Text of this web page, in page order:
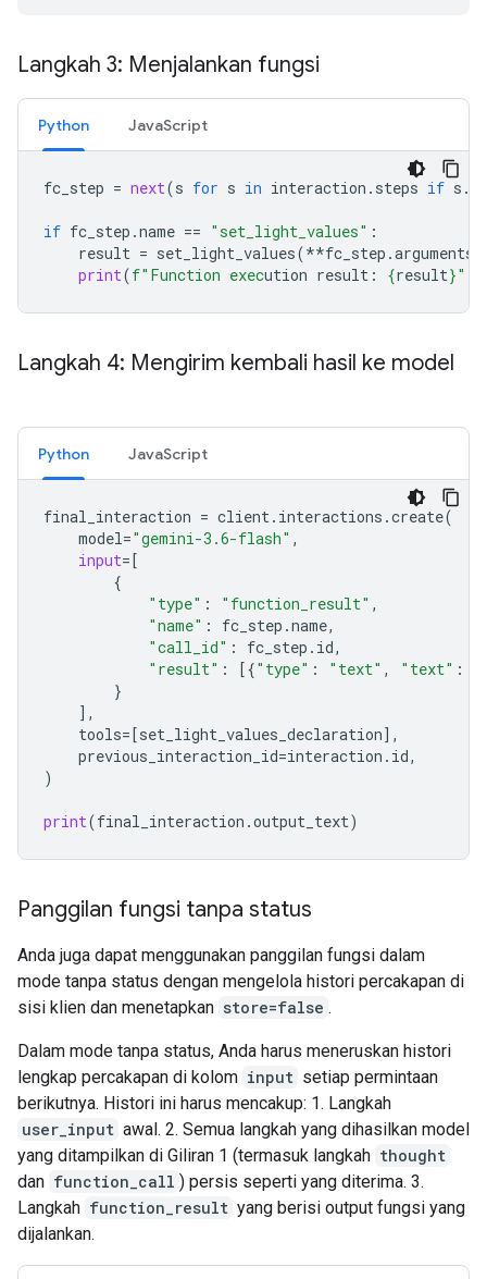
Langkah 3: Menjalankan fungsi
Python JavaScript
fc_step = next(s for s in interaction . steps if s .
if fc_step .name == "set_light_values" :
result = set_light_values(**fc_step .arguments
print(f"Function execution result: {result}"
Langkah 4: Mengirim kembali hasil ke model
Python JavaScript
final_interaction = client. interactions .create(
model="gemini-3.6-flash" ,
input= [
{
"type" : "function_result" ,
"name" : fc_step .name,
"call_id" : fc_step . id,
"result" : [{"type" : "text" , "text" :
}
],
tools= [set_light_values_declaration],
previous_interaction_id=interaction . id,
)
print(final_interaction .output_text)
Panggilan fungsi tanpa status
Anda juga dapat menggunakan panggilan fungsi dalam
mode tanpa status dengan mengelola histori percakapan di
sisi klien dan menetapkan store=false .
Dalam mode tanpa status, Anda harus meneruskan histori
lengkap percakapan di kolom input setiap permintaan
berikutnya. Histori ini harus mencakup: 1. Langkah
user_input awal. 2. Semua langkah yang dihasilkan model
yang ditampilkan di Giliran 1 (termasuk langkah thought
dan function_call ) persis seperti yang diterima. 3.
Langkah function_result yang berisi output fungsi yang
dijalankan.